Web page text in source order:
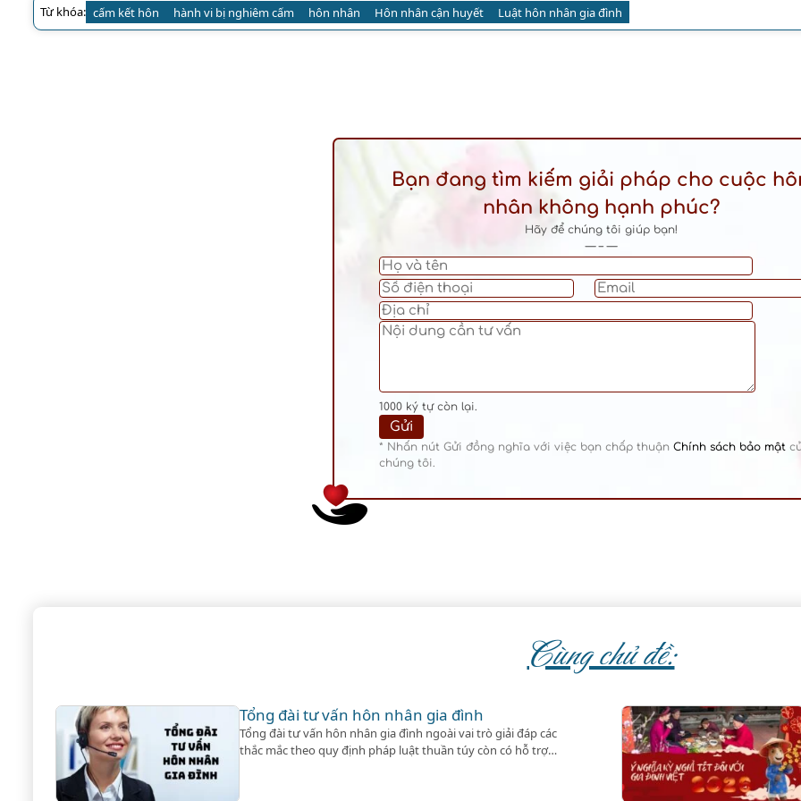
Từ khóa: cấm kết hôn hành vi bị nghiêm cấm hôn nhân Hôn nhân cận huyết Luật hôn nhân gia đình
Bạn đang tìm kiếm giải pháp cho cuộc
nhân không hạnh phúc?
Hãy để chúng tôi giúp bạn!
— – —
1000 ký tự còn lại.
* Nhấn nút Gửi đồng nghĩa với việc bạn chấp thuận Chính sách bảo mật
chúng tôi.
Cùng chủ đề:
Tổng đài tư vấn hôn nhân gia đình
Tổng đài tư vấn hôn nhân gia đình ngoài vai trò giải đáp các
thắc mắc theo quy định pháp luật thuần túy còn có hỗ trợ